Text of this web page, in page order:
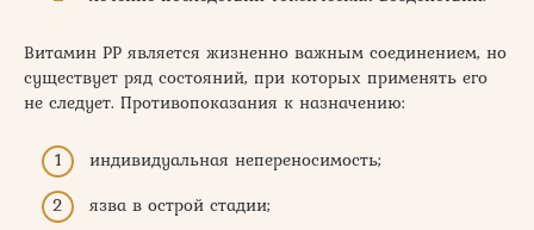
Витамин РР является жизненно важным соединением, но
существует ряд состояний, при которых применять его
не следует. Противопоказания к назначению:
индивидуальная непереносимость;
язва в острой стадии;